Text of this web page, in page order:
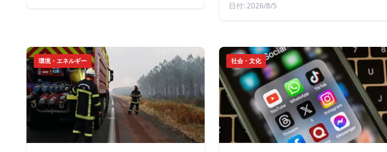
日付: 2026/8/5
環境・エネルギー 社会・文化